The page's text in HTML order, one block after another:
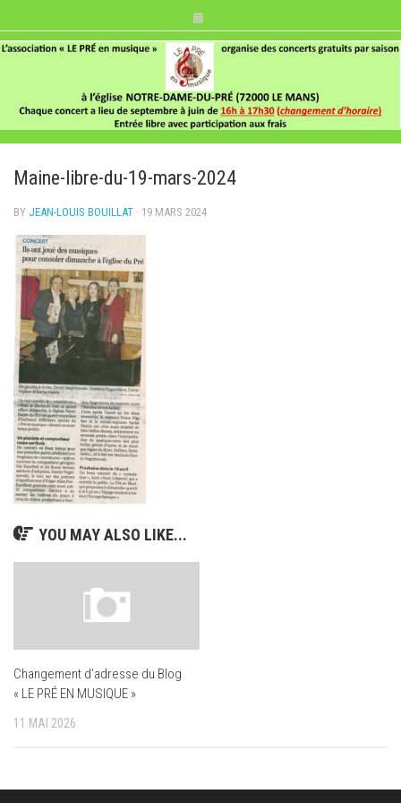
to
content
Maine-libre-du-19-mars-2024
BY JEAN-LOUIS BOUILLAT · 19 MARS 2024
YOU MAY ALSO LIKE...
Changement d’adresse du Blog
« LE PRÉ EN MUSIQUE »
11 MAI 2026